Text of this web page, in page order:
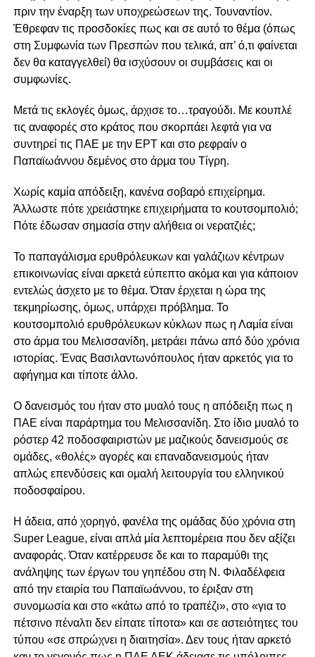
πριν την έναρξη των υποχρεώσεων της. Τουναντίον.
Έθρεφαν τις προσδοκίες πως και σε αυτό το θέμα (όπως
στη Συμφωνία των Πρεσπών που τελικά, απ’ ό,τι φαίνεται
δεν θα καταγγελθεί) θα ισχύσουν οι συμβάσεις και οι
συμφωνίες.
Μετά τις εκλογές όμως, άρχισε το…τραγούδι. Με κουπλέ
τις αναφορές στο κράτος που σκορπάει λεφτά για να
συντηρεί τις ΠΑΕ με την ΕΡΤ και στο ρεφραίν ο
Παπαϊωάννου δεμένος στο άρμα του Τίγρη.
Χωρίς καμία απόδειξη, κανένα σοβαρό επιχείρημα.
Άλλωστε πότε χρειάστηκε επιχειρήματα το κουτσομπολιό;
Πότε έδωσαν σημασία στην αλήθεια οι νερατζιές;
Το παπαγάλισμα ερυθρόλευκων και γαλάζιων κέντρων
επικοινωνίας είναι αρκετά εύπεπτο ακόμα και για κάποιον
εντελώς άσχετο με το θέμα. Όταν έρχεται η ώρα της
τεκμηρίωσης, όμως, υπάρχει πρόβλημα. Το
κουτσομπολιό ερυθρόλευκων κύκλων πως η Λαμία είναι
στο άρμα του Μελισσανίδη, μετράει πάνω από δύο χρόνια
ιστορίας. Ένας Βασιλαντωνόπουλος ήταν αρκετός για το
αφήγημα και τίποτε άλλο.
Ο δανεισμός του ήταν στο μυαλό τους η απόδειξη πως η
ΠΑΕ είναι παράρτημα του Μελισσανίδη. Στο ίδιο μυαλό το
ρόστερ 42 ποδοσφαιριστών με μαζικούς δανεισμούς σε
ομάδες, «θολές» αγορές και επαναδανεισμούς ήταν
απλώς επενδύσεις και ομαλή λειτουργία του ελληνικού
ποδοσφαίρου.
Η άδεια, από χορηγό, φανέλα της ομάδας δύο χρόνια στη
Super League, είναι απλά μία λεπτομέρεια που δεν αξίζει
αναφοράς. Όταν κατέρρευσε δε και το παραμύθι της
ανάληψης των έργων του γηπέδου στη Ν. Φιλαδέλφεια
από την εταιρία του Παπαϊωάννου, το έριξαν στη
συνομωσία και στο «κάτω από το τραπέζι», στο «για το
πέτσινο πέναλτι δεν είπατε τίποτα» και σε αστειότητες του
τύπου «σε σπρώχνει η διαιτησία». Δεν τους ήταν αρκετό